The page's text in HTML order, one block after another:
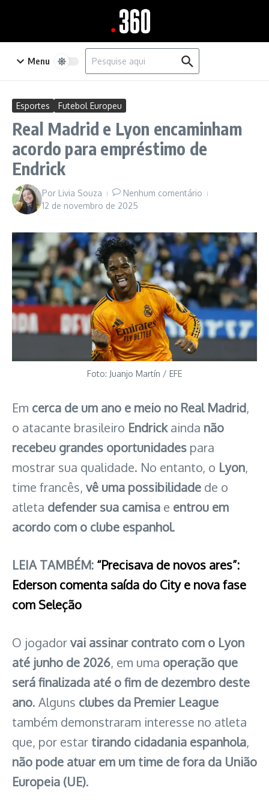
Menu
Procurar por:
Esportes Futebol Europeu
Real Madrid e Lyon encaminham
acordo para empréstimo de
Endrick
Por Livia Souza
Nenhum comentário
12 de novembro de 2025
Foto: Juanjo Martín / EFE
Em cerca de um ano e meio no Real Madrid,
o atacante brasileiro Endrickainda não
recebeu grandes oportunidades para
mostrar sua qualidade. No entanto, o Lyon,
time francês, vê uma possibilidade de o
atleta defender sua camisa e entrou em
acordo com o clube espanhol.
LEIA TAMBÉM: “Precisava de novos ares”:
Ederson comenta saída do City e nova fase
com Seleção
O jogadorvai assinar contrato com o Lyon
até junho de 2026, em uma operação que
será finalizada até o fim de dezembro deste
ano. Alguns clubes da Premier League
também demonstraram interesse no atleta
que, por estar tirando cidadania espanhola,
não pode atuar em um time de fora da União
Europeia (UE).